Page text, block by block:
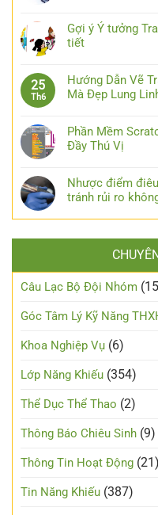
Gợi ý Ý tưởng
tiết
25
Th6
Hướng Dẫn Vẽ
Mà Đẹp Lung
Phần Mềm
Đầy Thú Vị
Nhược điểm
tránh rủi ro
Câu Lạc Bộ Đội Nhóm
Góc Tâm Lý Kỹ Năng
Khoa Nghiệp Vụ (6)
Lớp Năng Khiếu (354)
Thể Dục Thể Thao (2)
Thông Báo Chiêu Sinh (9)
Thông Tin Hoạt Động (21)
Tin Năng Khiếu (387)